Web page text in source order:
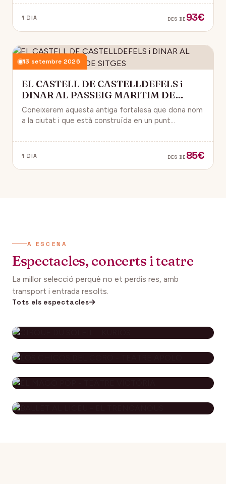
1 DIA DES DE 93€
13 setembre 2026
EL CASTELL DE CASTELLDEFELS i
DINAR AL PASSEIG MARITIM DE
SITGES
Coneixerem aquesta antiga fortalesa que dona nom
a la ciutat i que està construïda en un punt
1 DIA DES DE 85€
A ESCENA
Espectacles, concerts i teatre
La millor selecció perquè no et perdis res, amb
transport i entrada resolts.
Tots els espectacles
CIRQUE DU SOLEIL - KURIOS
LOS CHICOS DEL CORO - TEATRE
APOLO
EL MAGO POP - TEATRE
VICTÒRIA